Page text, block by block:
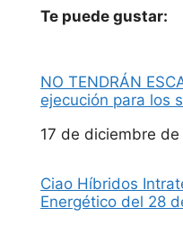
Te puede gustar:
NO TENDRÁN
ejecución para los
Fecha
17 de diciembre
Ciao Híbridos
Energético del 28